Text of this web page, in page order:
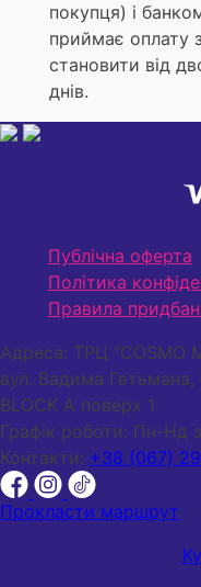
покупця) і
приймає оплату
становити від
днів.
Публічна оферта
Політика
Правила
Адреса: ТРЦ "COSMO
вул. Вадима Гетьмана,
BLOCK A поверх 1
Графік роботи: Пн-Нд
Контакти: +38 (067)
Прокласти маршрут